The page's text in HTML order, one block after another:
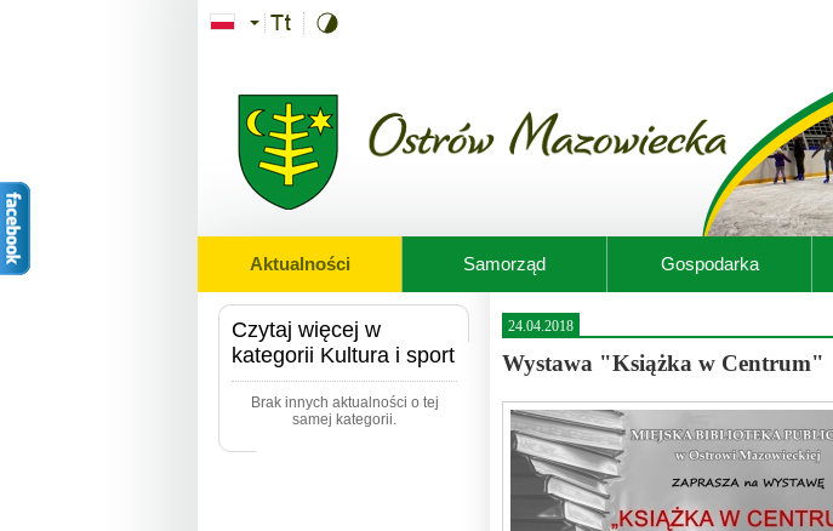
Aktualności Samorząd Gospodarka
Czytaj więcej w
kategorii Kultura i sport
Brak innych aktualności o tej
samej kategorii.
24.04.2018
Wystawa "Książka w Centrum"